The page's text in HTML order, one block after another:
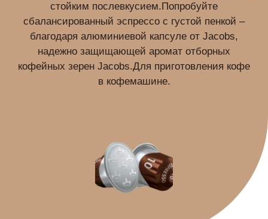
стойким послевкусием.Попробуйте
сбалансированный эспрессо с густой пенкой –
благодаря алюминиевой капсуле от Jacobs,
надежно защищающей аромат отборных
кофейных зерен Jacobs.Для приготовления кофе
в кофемашине.